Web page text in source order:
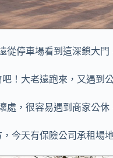
從停車場看到這深鎖大門
吧！大老遠跑來，又遇到公
處，很容易遇到商家公休
今天有保險公司承租場